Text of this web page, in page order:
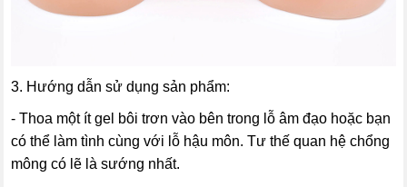
3. Hướng dẫn sử dụng sản phẩm:
- Thoa một ít gel bôi trơn vào bên trong lỗ âm đạo hoặc bạn
có thể làm tình cùng với lỗ hậu môn. Tư thế quan hệ chổng
mông có lẽ là sướng nhất.